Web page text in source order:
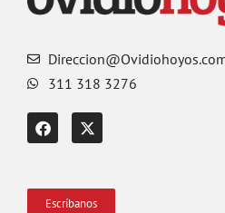
311 318 3276
Escríbanos